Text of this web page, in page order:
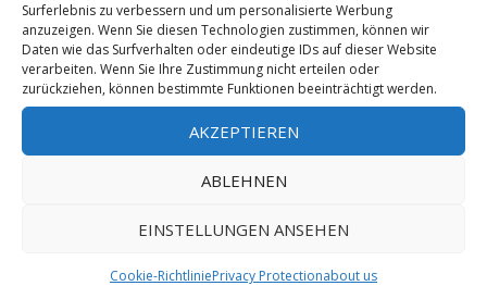
Surferlebnis zu verbessern und um personalisierte Werbung
anzuzeigen. Wenn Sie diesen Technologien zustimmen, können wir
Daten wie das Surfverhalten oder eindeutige IDs auf dieser Website
verarbeiten. Wenn Sie Ihre Zustimmung nicht erteilen oder
zurückziehen, können bestimmte Funktionen beeinträchtigt werden.
AKZEPTIEREN
ABLEHNEN
EINSTELLUNGEN ANSEHEN
Cookie-RichtliniePrivacy Protectionabout us
Domen Škofic klettert zwei 8c+ an
einem Tag